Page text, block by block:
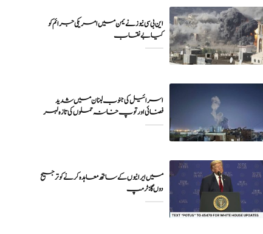
این بی سی نیوز نے یمن میں امریکی جرائم کو
اسرائیل کی جنوب لبنان میں شدید
فضائی اور توپ خانہ حملوں کی تازہ لہر
میں ایرانیوں کے ساتھ معاہدہ کرنے کو ترجیح
دوں گا : ٹرمپ